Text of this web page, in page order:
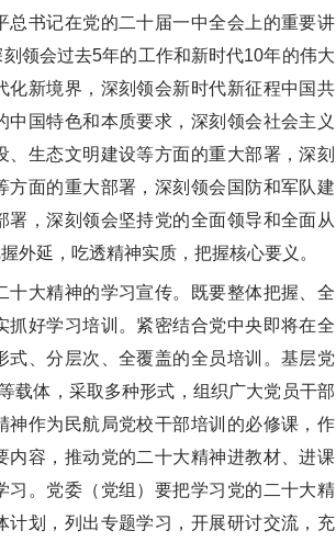
书记在党的二十届一中全会上的重要讲
领会过去5年的工作和新时代10年的伟大
新境界，深刻领会新时代新征程中国共
国特色和本质要求，深刻领会社会主义
生态文明建设等方面的重大部署，深刻
面的重大部署，深刻领会国防和军队建
，深刻领会坚持党的全面领导和全面从
外延，吃透精神实质，把握核心要义。
大精神的学习宣传。既要整体把握、全
好学习培训。紧密结合党中央即将在全
、分层次、全覆盖的全员培训。基层党
载体，采取多种形式，组织广大党员干部
作为民航局党校干部培训的必修课，作
容，推动党的二十大精神进教材、进课
。党委（党组）要把学习党的二十大精
划，列出专题学习，开展研讨交流，充